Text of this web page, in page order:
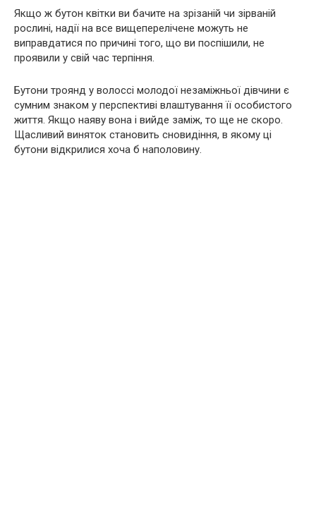
Якщо ж бутон квітки ви бачите на зрізаній чи зірваній
рослині, надії на все вищеперелічене можуть не
виправдатися по причині того, що ви поспішили, не
проявили у свій час терпіння.
Бутони троянд у волоссі молодої незаміжньої дівчини є
сумним знаком у перспективі влаштування її особистого
життя. Якщо наяву вона і вийде заміж, то ще не скоро.
Щасливий виняток становить сновидіння, в якому ці
бутони відкрилися хоча б наполовину.